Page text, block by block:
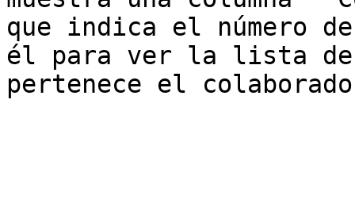
que indica el número
él para ver la lista de